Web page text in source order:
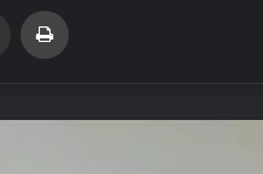
Email'den paylaş